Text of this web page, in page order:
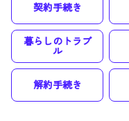
契約手続き
暮らしのトラブ
ル
解約手続き